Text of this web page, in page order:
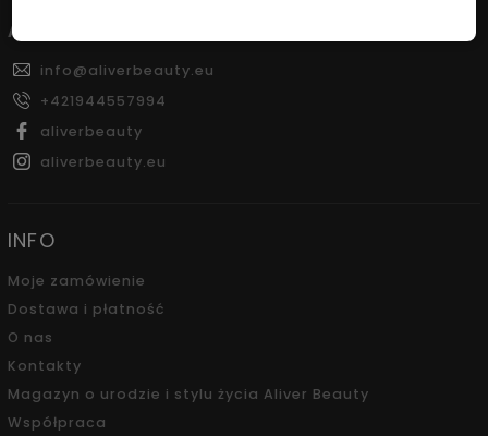
ALDERI s.r.o.
info@aliverbeauty.eu
+421944557994
aliverbeauty
aliverbeauty.eu
INFO
Moje zamówienie
Dostawa i płatność
O nas
Kontakty
Magazyn o urodzie i stylu życia Aliver Beauty
Współpraca